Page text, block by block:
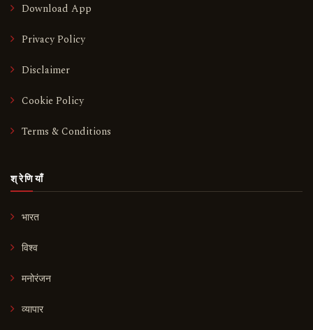
Download App
Privacy Policy
Disclaimer
Cookie Policy
Terms & Conditions
श्रेणियाँ
भारत
विश्व
मनोरंजन
व्यापार